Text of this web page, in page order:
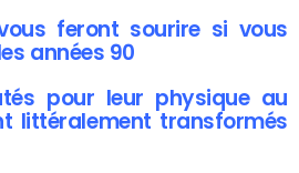
feront sourire si vous
années 90
pour leur physique au
littéralement transformés